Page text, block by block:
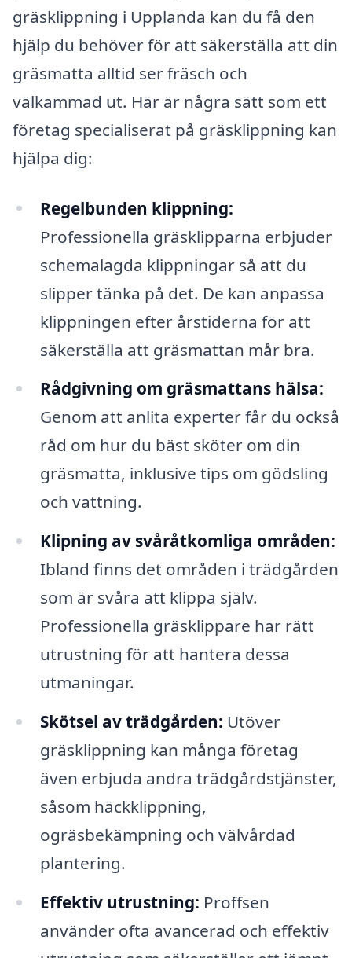
gräsklippning i Upplanda kan du få den
hjälp du behöver för att säkerställa att din
gräsmatta alltid ser fräsch och
välkammad ut. Här är några sätt som ett
företag specialiserat på gräsklippning kan
hjälpa dig:
Regelbunden klippning:
Professionella gräsklipparna erbjuder
schemalagda klippningar så att du
slipper tänka på det. De kan anpassa
klippningen efter årstiderna för att
säkerställa att gräsmattan mår bra.
Rådgivning om gräsmattans hälsa:
Genom att anlita experter får du också
råd om hur du bäst sköter om din
gräsmatta, inklusive tips om gödsling
och vattning.
Klipning av svåråtkomliga områden:
Ibland finns det områden i trädgården
som är svåra att klippa själv.
Professionella gräsklippare har rätt
utrustning för att hantera dessa
utmaningar.
Skötsel av trädgården: Utöver
gräsklippning kan många företag
även erbjuda andra trädgårdstjänster,
såsom häckklippning,
ogräsbekämpning och välvårdad
plantering.
Effektiv utrustning: Proffsen
använder ofta avancerad och effektiv